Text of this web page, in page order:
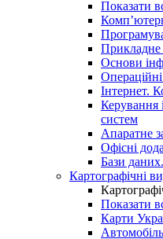
Показати
Прикладне
Основи
Інтернет.
Керування
систем
Апаратне
Офісні
Бази
Картографічні
Показати
Карти